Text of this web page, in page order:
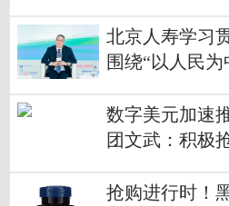
北京人寿学习
围绕“以人民
数字美元加速
团文武：积极
抢购进行时！